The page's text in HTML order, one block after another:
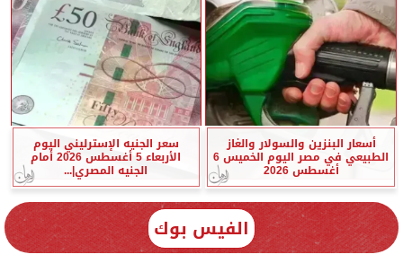
أسعار البنزين والسولار والغاز
الطبيعي في مصر اليوم الخميس 6
أغسطس 2026
سعر الجنيه الإسترليني اليوم
الأربعاء 5 أغسطس 2026 أمام
الجنيه المصري|...
الفيس بوك